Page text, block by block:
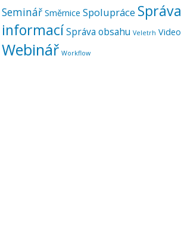
Seminář Směrnice Spolupráce Správa
informacíSpráva obsahu Veletrh Video
Webinář Workflow